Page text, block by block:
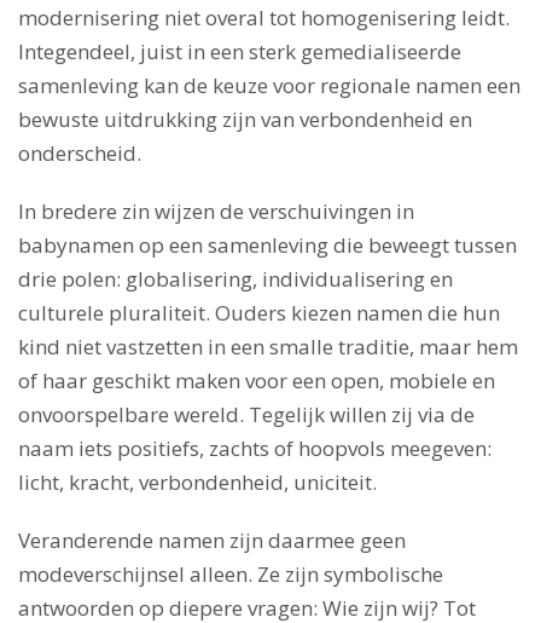
modernisering niet overal tot homogenisering leidt.
Integendeel, juist in een sterk gemedialiseerde
samenleving kan de keuze voor regionale namen een
bewuste uitdrukking zijn van verbondenheid en
onderscheid.
In bredere zin wijzen de verschuivingen in
babynamen op een samenleving die beweegt tussen
drie polen: globalisering, individualisering en
culturele pluraliteit. Ouders kiezen namen die hun
kind niet vastzetten in een smalle traditie, maar hem
of haar geschikt maken voor een open, mobiele en
onvoorspelbare wereld. Tegelijk willen zij via de
naam iets positiefs, zachts of hoopvols meegeven:
licht, kracht, verbondenheid, uniciteit.
Veranderende namen zijn daarmee geen
modeverschijnsel alleen. Ze zijn symbolische
antwoorden op diepere vragen: Wie zijn wij? Tot